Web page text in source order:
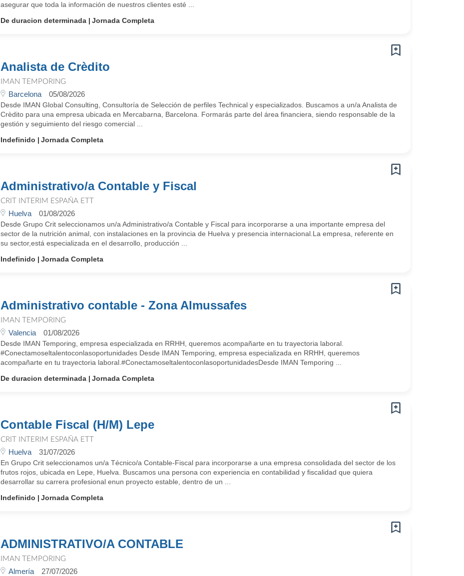
asegurar que toda la información de nuestros clientes esté ...
De duracion determinada
Jornada Completa
Analista de Crèdito
IMAN TEMPORING
Barcelona 05/08/2026
Desde IMAN Global Consulting, Consultoría de Selección de perfiles Technical y especializados. Buscamos a un/a Analista de
Crèdito para una empresa ubicada en Mercabarna, Barcelona. Formarás parte del área financiera, siendo responsable de la
gestión y seguimiento del riesgo comercial ...
Indefinido
Jornada Completa
Administrativo/a Contable y Fiscal
CRIT INTERIM ESPAÑA ETT
Huelva 01/08/2026
Desde Grupo Crit seleccionamos un/a Administrativo/a Contable y Fiscal para incorporarse a una importante empresa del
sector de la nutrición animal, con instalaciones en la provincia de Huelva y presencia internacional.La empresa, referente en
su sector,está especializada en el desarrollo, producción ...
Indefinido
Jornada Completa
Administrativo contable - Zona Almussafes
IMAN TEMPORING
Valencia 01/08/2026
Desde IMAN Temporing, empresa especializada en RRHH, queremos acompañarte en tu trayectoria laboral.
#Conectamoseltalentoconlasoportunidades Desde IMAN Temporing, empresa especializada en RRHH, queremos
acompañarte en tu trayectoria laboral.#ConectamoseltalentoconlasoportunidadesDesde IMAN Temporing ...
De duracion determinada
Jornada Completa
Contable Fiscal (H/M) Lepe
CRIT INTERIM ESPAÑA ETT
Huelva 31/07/2026
En Grupo Crit seleccionamos un/a Técnico/a Contable-Fiscal para incorporarse a una empresa consolidada del sector de los
frutos rojos, ubicada en Lepe, Huelva. Buscamos una persona con experiencia en contabilidad y fiscalidad que quiera
desarrollar su carrera profesional enun proyecto estable, dentro de un ...
Indefinido
Jornada Completa
ADMINISTRATIVO/A CONTABLE
IMAN TEMPORING
Almería 27/07/2026